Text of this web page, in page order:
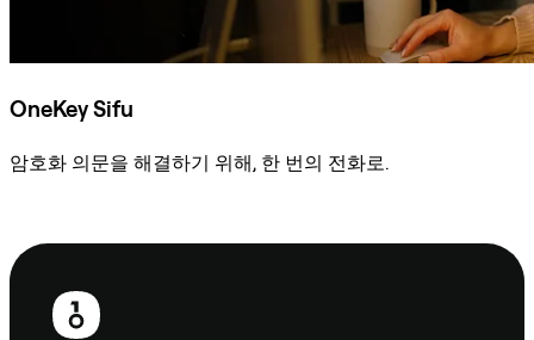
OneKey Sifu
암호화 의문을 해결하기 위해, 한 번의 전화로.
보